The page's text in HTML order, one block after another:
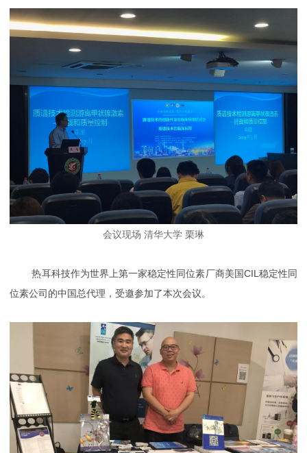
会议现场 清华大学 栗琳
热耳科技作为世界上第一家稳定性同位素厂商美国CIL稳定性同
位素公司的中国总代理，受邀参加了本次会议。